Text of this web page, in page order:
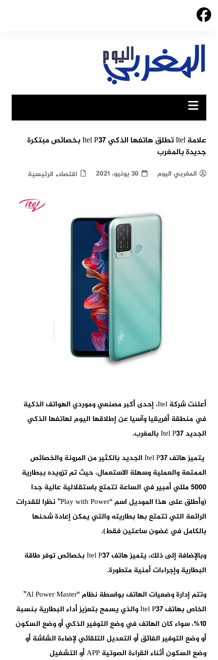
Skip
علامة Itel تطلق هاتفها الذكي Itel P37 بخصائص مبتكرة
جديدة بالمغرب
المغربي اليوم 30 يونيو، 2021 اقتصاد, الرئيسية
أعلنت شركة Itel، إحدى أكبر مصنعي وموردي الهواتف الذكية
في منطقة أفريقيا وآسيا عن إطلاقها اليوم لهاتفها الذكي
الجديد Itel P37 بالمغرب.
يتميز هاتف Itel P37 الجديد بالكثير من المرونة والخصائص
الممتعة والعملية وسهلة الاستعمال، حيث تم تزويده ببطارية
5000 مللي أمبير في الساعة تتمتع باستقلالية عالية جدا
(وأطلق على هذا الموديل اسم “Play with Power” نظرا للقدرات
الرائعة التي تتمتع بها بطاريته والتي يمكن إعادة شحنها
بالكامل في غضون ساعتين فقط).
وبالإضافة إلى ذلك، يتميز هاتف Itel P37 بخصائص توفر طاقة
البطارية وإجراءات أمنية متطورة.
وتتم إدارة وضعيات الهاتف بواسطة نظام “Al Power Master”
الخاص بهاتف Itel P37 والذي يسمح بتعزيز أداء البطارية بنسبة
10%، سواء كان الهاتف في وضع التوفير الذكي أو وضع السكون
أو وضع التوفير الفائق أو التعديل التلقائي لإضاءة الشاشة أو
وضع السكون أثناء القراءة الصوتية APP أو التشغيل